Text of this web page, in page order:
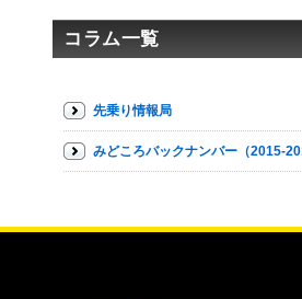
コラム一覧
先乗り情報局
みどころバックナンバー（2015-